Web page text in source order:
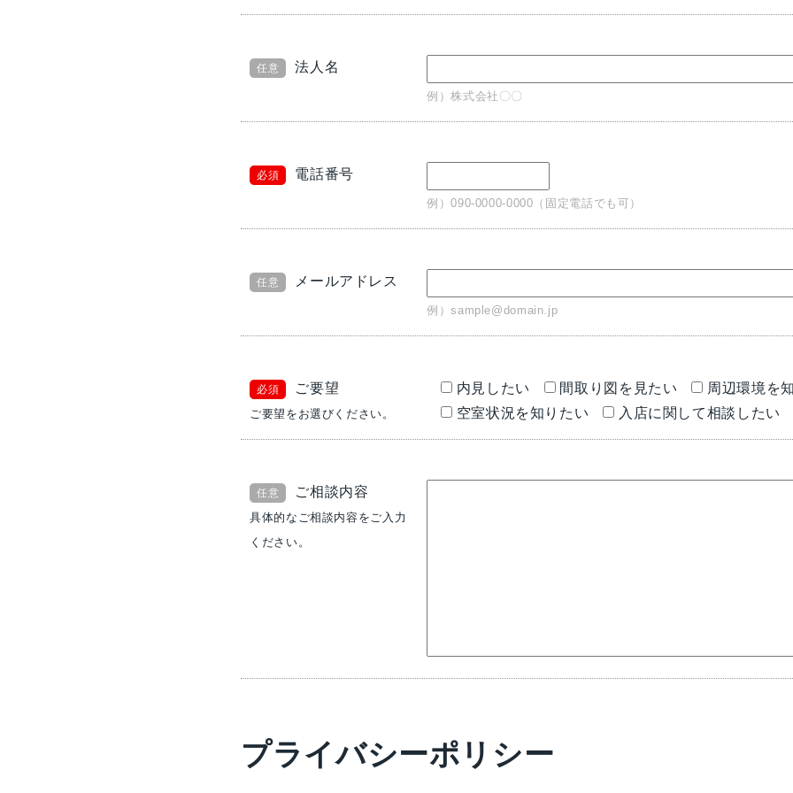
任意 法人名
例）株式会社〇〇
必須 電話番号
例）090-0000-0000（固定電話でも可）
任意 メールアドレス
例）sample@domain.jp
必須 ご要望
ご要望をお選びください。
内見したい 間取り図を見たい
周辺環境を
空室状況を知りたい
入店に関して相談したい
任意 ご相談内容
具体的なご相談内容をご入力
ください。
プライバシーポリシー